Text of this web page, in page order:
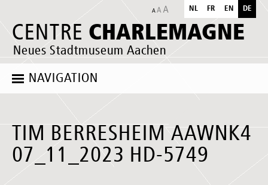
CENTRE CHARLEMAGNE
Neues Stadtmuseum Aachen
NL FR EN DE
NAVIGATION
TIM BERRESHEIM AAWNK4
07_11_2023 HD-5749